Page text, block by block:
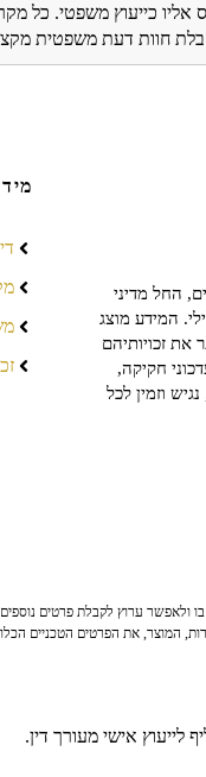
אליו כייעוץ משפטי. כל
חוות דעת משפטית
החל מדיני
המידע מוצג
את זכויותיהם
חקיקה,
וזמין לכל
ערוץ לקבלת פרטים נוספים
המוצר, את הפרטים הטכניים
לייעוץ אישי מעורך דין.